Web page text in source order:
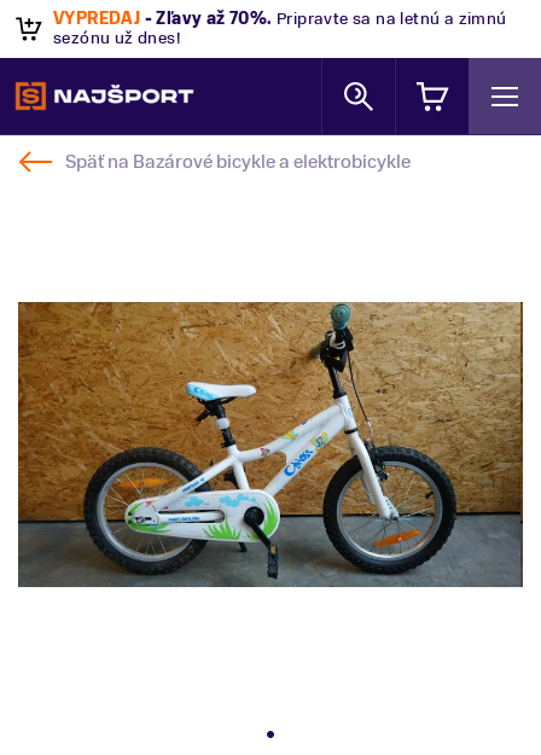
VÝPREDAJ - Zľavy až 70%. Pripravte sa na letnú a zimnú
sezónu už dnes!
Späť na Bazárové bicykle a elektrobicykle